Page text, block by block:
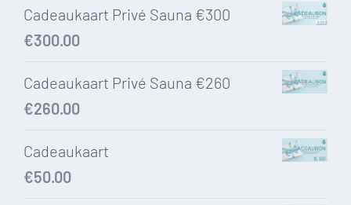
Cadeaukaart Privé Sauna €300
€300.00
Cadeaukaart Privé Sauna €260
€260.00
Cadeaukaart
€50.00